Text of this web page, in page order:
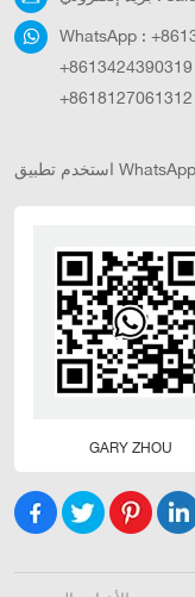
WhatsApp :
+8613424390319
+8618127061312
GARY ZHOU